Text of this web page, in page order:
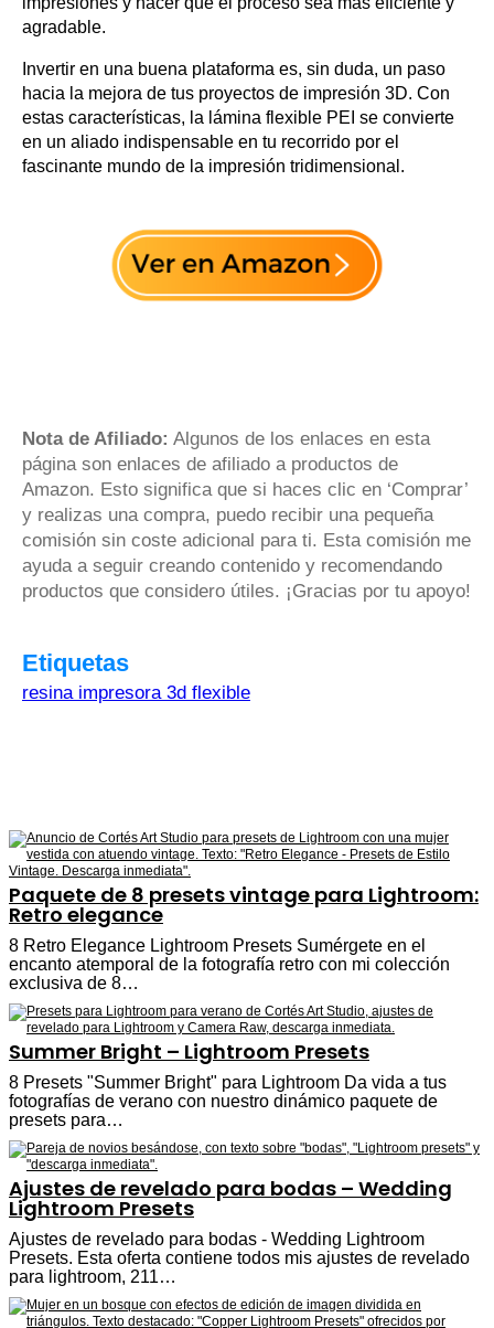
agradable.
Invertir en una buena plataforma es, sin duda, un paso
hacia la mejora de tus proyectos de impresión 3D. Con
estas características, la lámina flexible PEI se convierte
en un aliado indispensable en tu recorrido por el
fascinante mundo de la impresión tridimensional.
Nota de Afiliado: Algunos de los enlaces en esta
página son enlaces de afiliado a productos de
Amazon. Esto significa que si haces clic en ‘Comprar’
y realizas una compra, puedo recibir una pequeña
comisión sin coste adicional para ti. Esta comisión me
ayuda a seguir creando contenido y recomendando
productos que considero útiles. ¡Gracias por tu apoyo!
Etiquetas
resina impresora 3d flexible
Paquete de 8 presets vintage para Lightroom:
Retro elegance
8 Retro Elegance Lightroom Presets Sumérgete en el
encanto atemporal de la fotografía retro con mi colección
exclusiva de 8…
Summer Bright – Lightroom Presets
8 Presets "Summer Bright" para Lightroom Da vida a tus
fotografías de verano con nuestro dinámico paquete de
presets para…
Ajustes de revelado para bodas – Wedding
Lightroom Presets
Ajustes de revelado para bodas - Wedding Lightroom
Presets. Esta oferta contiene todos mis ajustes de revelado
para lightroom, 211…